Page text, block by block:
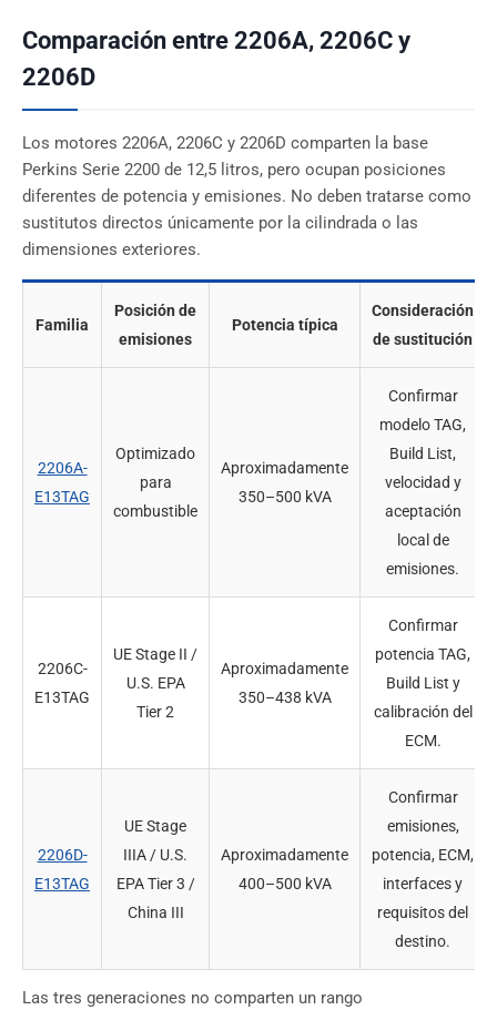
Comparación entre 2206A, 2206C y
2206D
Los motores 2206A, 2206C y 2206D comparten la base
Perkins Serie 2200 de 12,5 litros, pero ocupan posiciones
diferentes de potencia y emisiones. No deben tratarse como
sustitutos directos únicamente por la cilindrada o las
dimensiones exteriores.
Familia
Posición de
emisiones
Potencia típica
Consideración
de sustitución
2206A-
E13TAG
Optimizado
para
combustible
Aproximadamente
350–500 kVA
Confirmar
modelo TAG,
Build List,
velocidad y
aceptación
local de
emisiones.
2206C-
E13TAG
UE Stage II /
U.S. EPA
Tier 2
Aproximadamente
350–438 kVA
Confirmar
potencia TAG,
Build List y
calibración del
ECM.
2206D-
E13TAG
UE Stage
IIIA / U.S.
EPA Tier 3 /
China III
Aproximadamente
400–500 kVA
Confirmar
emisiones,
potencia, ECM,
interfaces y
requisitos del
destino.
Las tres generaciones no comparten un rango